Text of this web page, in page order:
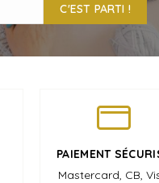
C'EST PARTI !
PAIEMENT
Mastercard, CB,